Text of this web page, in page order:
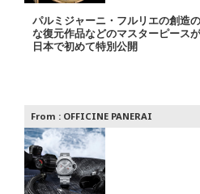
パルミジャーニ・フルリエの創造
な復元作品などのマスターピース
日本で初めて特別公開
From : OFFICINE PANERAI